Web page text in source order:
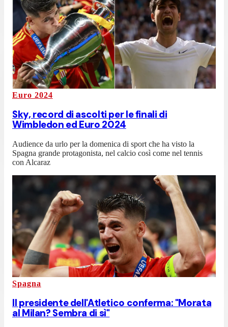
Euro 2024
Sky, record di ascolti per le finali di
Wimbledon ed Euro 2024
Audience da urlo per la domenica di sport che ha visto la
Spagna grande protagonista, nel calcio così come nel tennis
con Alcaraz
Spagna
Il presidente dell'Atletico conferma: "Morata
al Milan? Sembra di sì"